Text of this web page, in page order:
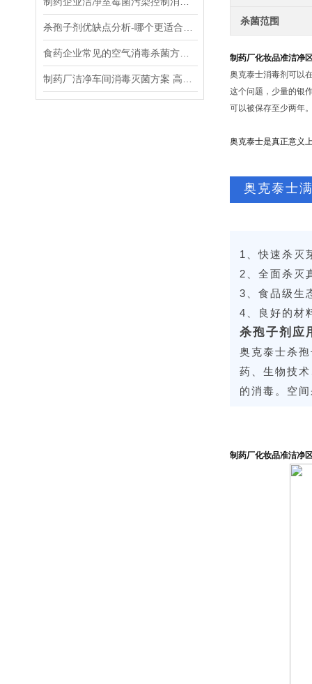
杀菌范围
制药厂化妆品准洁净
奥克泰士消毒剂可以
这个问题，少量的银
可以被保存至少两年
奥克泰士是真正意义
奥克泰士
1、快速杀灭
2、全面杀灭
3、食品级生
4、良好的材
杀孢子剂应
奥克泰士杀
药、生物技
的消毒。空
制药厂化妆品准洁净